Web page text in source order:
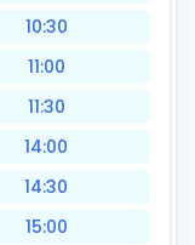
10:30
11:00
11:30
14:00
14:30
15:00